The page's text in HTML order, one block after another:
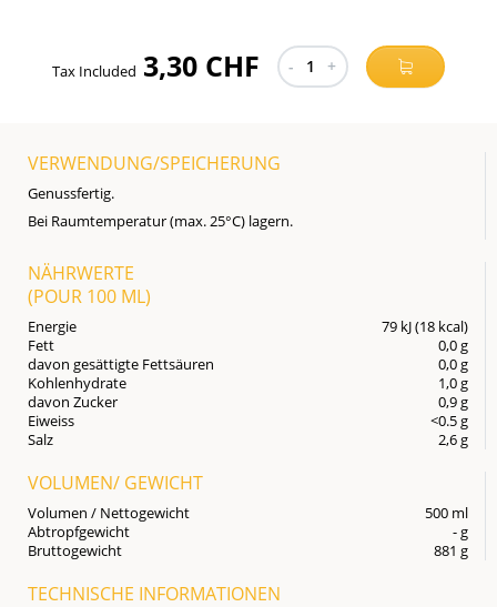
Tax Included 3,30 CHF - 1 +
VERWENDUNG/SPEICHERUNG
Genussfertig.
Bei Raumtemperatur (max. 25°C) lagern.
NÄHRWERTE
(POUR 100 ML)
Energie
79 kJ (18 kcal)
Fett
0,0 g
davon gesättigte Fettsäuren
0,0 g
Kohlenhydrate
1,0 g
davon Zucker
0,9 g
Eiweiss
<0.5 g
Salz
2,6 g
VOLUMEN/ GEWICHT
Volumen / Nettogewicht
500 ml
Abtropfgewicht
- g
Bruttogewicht
881 g
TECHNISCHE INFORMATIONEN